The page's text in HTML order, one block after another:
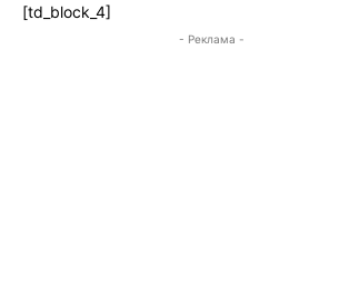
[td_block_4]
- Реклама -